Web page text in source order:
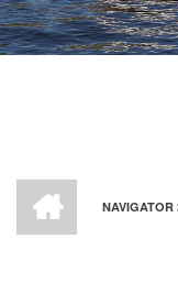
NAVIGATOR